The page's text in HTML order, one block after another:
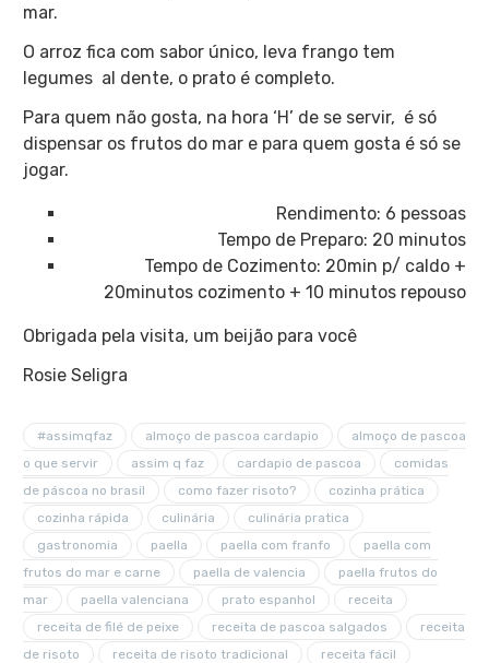
mar.
O arroz fica com sabor único, leva frango tem
legumes al dente, o prato é completo.
Para quem não gosta, na hora ‘H’ de se servir, é só
dispensar os frutos do mar e para quem gosta é só se
jogar.
Rendimento: 6 pessoas
Tempo de Preparo: 20 minutos
Tempo de Cozimento: 20min p/ caldo +
20minutos cozimento + 10 minutos repouso
Obrigada pela visita, um beijão para você
Rosie Seligra
#assimqfaz almoço de pascoa cardapio
almoço de pascoa
o que servir
assim q faz cardapio de pascoa
comidas
de páscoa no brasil
como fazer risoto?
cozinha prática
cozinha rápida
culinária
culinária pratica
gastronomia
paella paella com franfo
paella com
frutos do mar e carne
paella de valencia
paella frutos do
mar
paella valenciana prato espanhol
receita
receita de filé de peixe
receita de pascoa salgados
receita
de risoto
receita de risoto tradicional
receita fácil